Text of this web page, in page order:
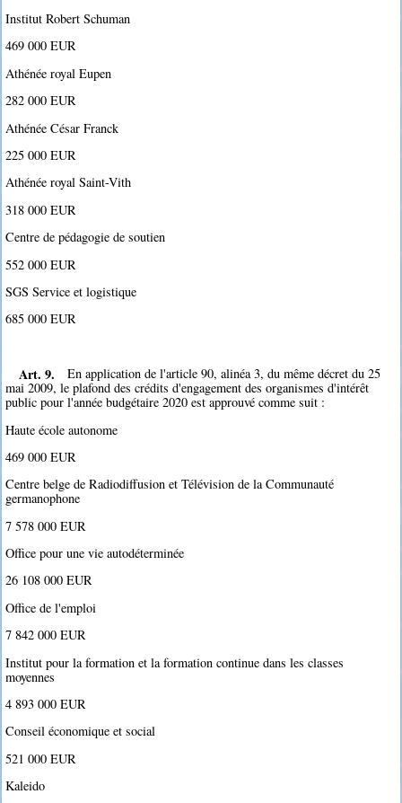
Institut Robert Schuman
469 000 EUR
Athénée royal Eupen
282 000 EUR
Athénée César Franck
225 000 EUR
Athénée royal Saint-Vith
318 000 EUR
Centre de pédagogie de soutien
552 000 EUR
SGS Service et logistique
685 000 EUR
Art. 9.
En application de l'article 90, alinéa 3, du même décret du 25
mai 2009, le plafond des crédits d'engagement des organismes d'intérêt
public pour l'année budgétaire 2020 est approuvé comme suit :
Haute école autonome
469 000 EUR
Centre belge de Radiodiffusion et Télévision de la Communauté
germanophone
7 578 000 EUR
Office pour une vie autodéterminée
26 108 000 EUR
Office de l'emploi
7 842 000 EUR
Institut pour la formation et la formation continue dans les classes
moyennes
4 893 000 EUR
Conseil économique et social
521 000 EUR
Kaleido